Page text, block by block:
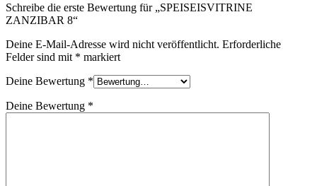
Schreibe die erste Bewertung für „SPEISEISVITRINE
ZANZIBAR 8“
Deine E-Mail-Adresse wird nicht veröffentlicht. Erforderliche
Felder sind mit * markiert
Deine Bewertung *
Deine Bewertung *